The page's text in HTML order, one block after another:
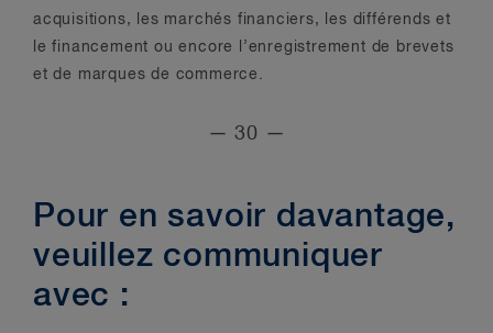
acquisitions, les marchés financiers, les différends et
le financement ou encore l’enregistrement de brevets
et de marques de commerce.
— 30 —
Pour en savoir davantage,
veuillez communiquer
avec :